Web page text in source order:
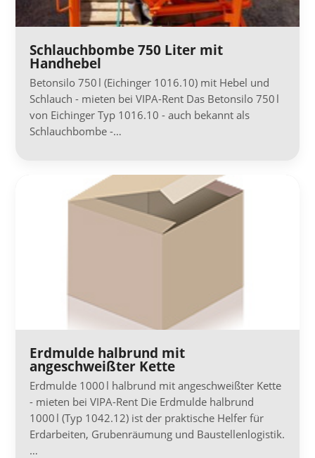
Schlauchbombe 750 Liter mit
Handhebel
Betonsilo 750 l (Eichinger 1016.10) mit Hebel und
Schlauch - mieten bei VIPA-Rent Das Betonsilo 750 l
von Eichinger Typ 1016.10 - auch bekannt als
Schlauchbombe -…
Erdmulde halbrund mit
angeschweißter Kette
Erdmulde 1000 l halbrund mit angeschweißter Kette
- mieten bei VIPA-Rent Die Erdmulde halbrund
1000 l (Typ 1042.12) ist der praktische Helfer für
Erdarbeiten, Grubenräumung und Baustellenlogistik.
…